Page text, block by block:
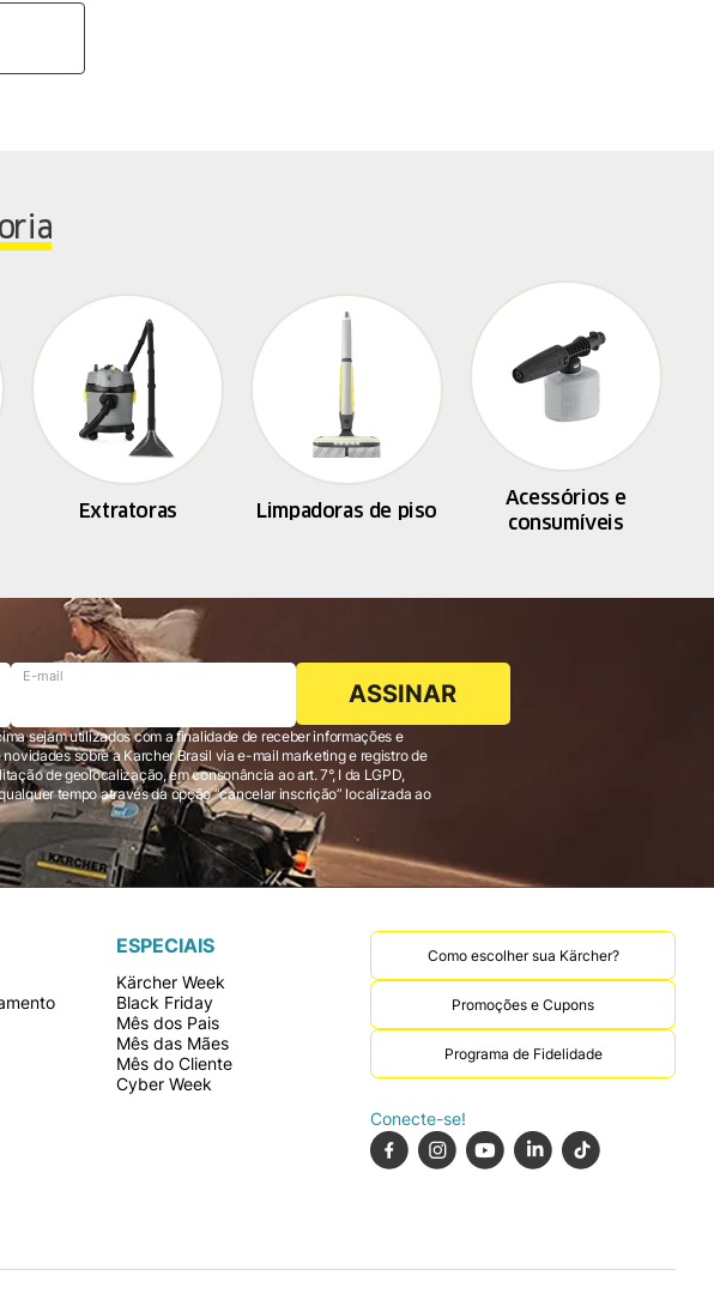
Extratoras Limpadoras de piso
Acessórios e
consumíveis
E-mail
ASSINAR
sejam utilizados com a finalidade de receber informações e
e registro de
de geolocalização, em consonância ao art. 7°, I da LGPD,
ESPECIAIS
Kärcher Week
Black Friday
Mês dos Pais
Mês das Mães
Mês do Cliente
Cyber Week
Conecte-se!
Como escolher sua Kärcher?
Promoções e Cupons
Programa de Fidelidade